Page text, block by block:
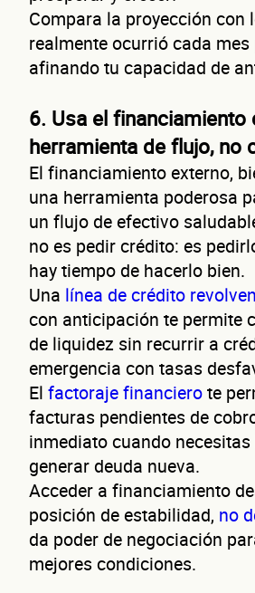
Compara la proyección con
realmente ocurrió cada
afinando tu capacidad de
6. Usa el financiamiento
herramienta de flujo, no
El financiamiento externo,
una herramienta poderosa
un flujo de efectivo
no es pedir crédito: es
hay tiempo de hacerlo bien.
Una línea de crédito
con anticipación te permite
de liquidez sin recurrir a
emergencia con tasas
El factoraje financierote
facturas pendientes de
inmediato cuando
generar deuda nueva.
Acceder a financiamiento
posición de estabilidad, no
da poder de negociación
mejores condiciones.
Nombre(s)
Primer apellido